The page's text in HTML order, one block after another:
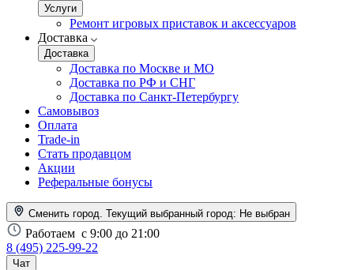
Услуги
Ремонт игровых приставок и аксессуаров
Доставка
Доставка
Доставка по Москве и МО
Доставка по РФ и СНГ
Доставка по Санкт-Петербургу
Самовывоз
Оплата
Trade-in
Стать продавцом
Акции
Реферальные бонусы
Сменить город. Текущий выбранный город: Не выбран
Работаем с 9:00 до 21:00
8 (495) 225-99-22
Чат